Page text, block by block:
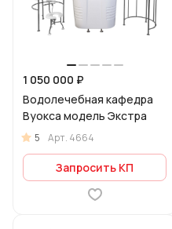
1 050 000 ₽
Водолечебная кафедра
Вуокса модель Экстра
5 Арт. 4664
Запросить КП